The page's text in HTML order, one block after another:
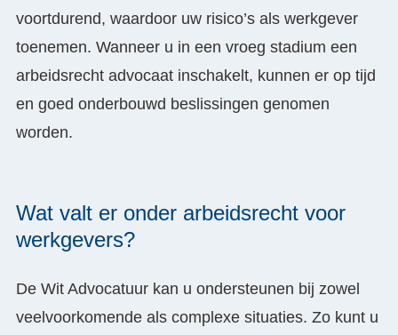
voortdurend, waardoor uw risico’s als werkgever
toenemen. Wanneer u in een vroeg stadium een
arbeidsrecht advocaat inschakelt, kunnen er op tijd
en goed onderbouwd beslissingen genomen
worden.
Wat valt er onder arbeidsrecht voor
werkgevers?
De Wit Advocatuur kan u ondersteunen bij zowel
veelvoorkomende als complexe situaties. Zo kunt u